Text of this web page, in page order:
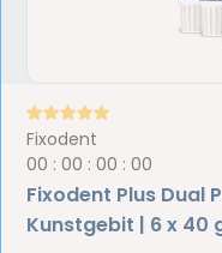
Fixodent
00 :00 :00 :00
Fixodent Plus Dual
Kunstgebit | 6 x 40